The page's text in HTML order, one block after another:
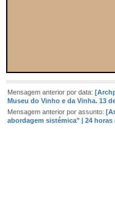
Mensagem anterior por data:
Museu do Vinho e da Vinha. 13
Mensagem anterior por assunto:
abordagem sistémica" | 24 horas